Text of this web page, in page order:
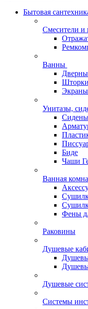
Бытовая
Смесители и
Ванны
Экраны
Унитазы,
Биде
Чаши
Ванная
Фены
Раковины
Душевые
Душевые
Системы